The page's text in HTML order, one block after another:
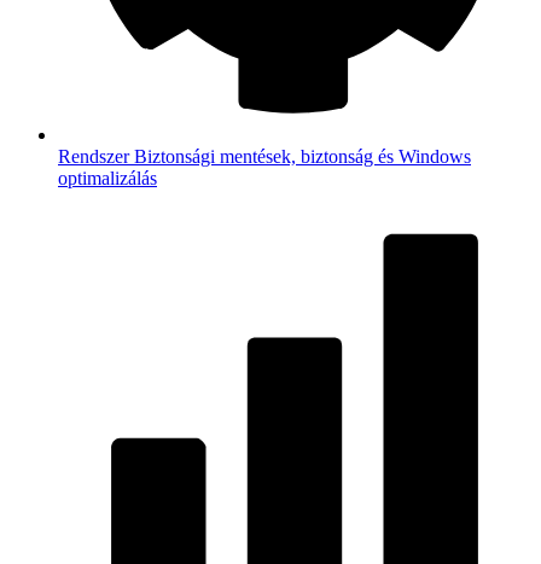
RendszerBiztonsági mentések, biztonság és Windows
optimalizálás